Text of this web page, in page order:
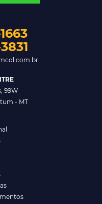
99W
- MT